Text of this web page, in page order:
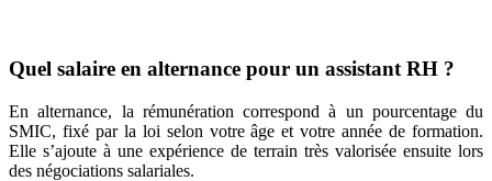
Quel salaire en alternance pour un assistant RH ?
En alternance, la rémunération correspond à un pourcentage du
SMIC, fixé par la loi selon votre âge et votre année de formation.
Elle s’ajoute à une expérience de terrain très valorisée ensuite lors
des négociations salariales.